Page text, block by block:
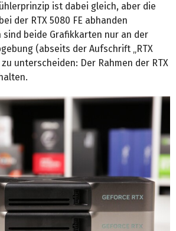
ist dabei gleich, aber die
der RTX 5080 FE abhanden
sind beide Grafikkarten nur an der
(abseits der Aufschrift „RTX
unterscheiden: Der Rahmen der RTX